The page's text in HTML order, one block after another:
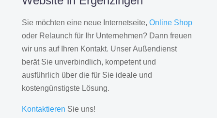
Sie möchten eine neue Internetseite, Online Shop
oder Relaunch für Ihr Unternehmen? Dann freuen
wir uns auf Ihren Kontakt. Unser Außendienst
berät Sie unverbindlich, kompetent und
ausführlich über die für Sie ideale und
kostengünstigste Lösung.
Kontaktieren Sie uns!